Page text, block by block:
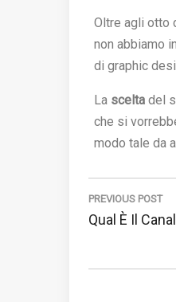
Oltre agli otto
non abbiamo
di graphic
La scelta del
che si
modo tale da
articoli
PREVIOUS POST
Previous
Qual È Il